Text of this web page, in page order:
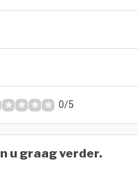
0/5
u graag verder.